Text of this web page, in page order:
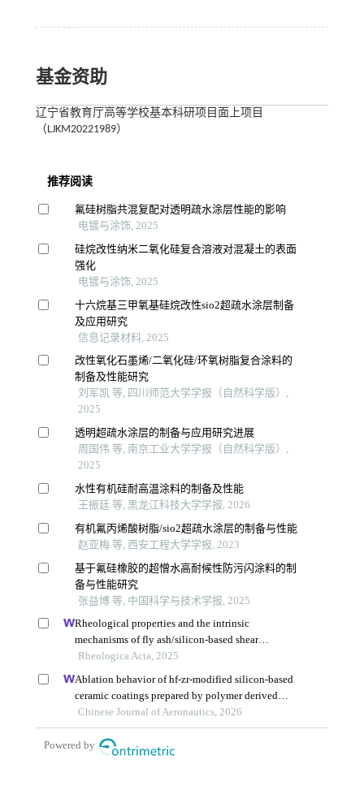
基金资助
辽宁省教育厅高等学校基本科研项目面上项目
（LJKM20221989）